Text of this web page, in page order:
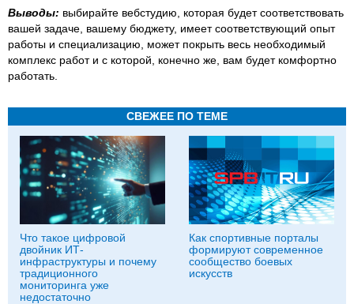
Выводы: выбирайте вебстудию, которая будет соответствовать
вашей задаче, вашему бюджету, имеет соответствующий опыт
работы и специализацию, может покрыть весь необходимый
комплекс работ и с которой, конечно же, вам будет комфортно
работать.
СВЕЖЕЕ ПО ТЕМЕ
Что такое цифровой
двойник ИТ-
инфраструктуры и почему
традиционного
мониторинга уже
недостаточно
Как спортивные порталы
формируют современное
сообщество боевых
искусств